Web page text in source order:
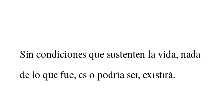
Sin condiciones que sustenten la vida, nada
de lo que fue, es o podría ser, existirá.